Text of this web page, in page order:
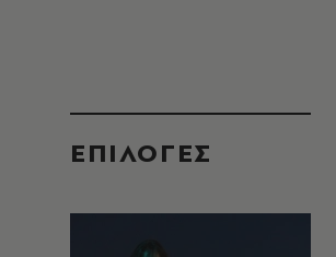
EΠΙΛΟΓΈΣ